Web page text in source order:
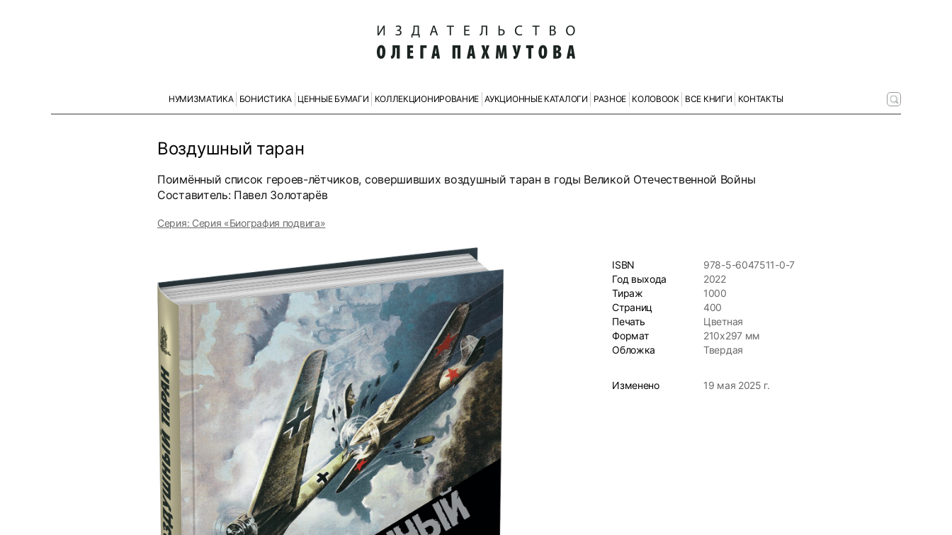
НУМИЗМАТИКА БОНИСТИКА ЦЕННЫЕ БУМАГИ КОЛЛЕКЦИОНИРОВАНИЕ АУКЦИОННЫЕ КАТАЛОГИ РАЗНОЕ КОЛОBOOK ВСЕ КНИГИ КОНТАКТЫ
Воздушный таран
Поимённый список героев-лётчиков, совершивших воздушный таран в годы Великой Отечественной Войны
Составитель: Павел Золотарёв
Серия: Серия «Биография подвига»
ISBN
978-5-6047511-0-7
Год выхода
2022
Тираж
1000
Страниц
400
Печать
Цветная
Формат
210х297 мм
Обложка
Твердая
Изменено 19 мая 2025 г.